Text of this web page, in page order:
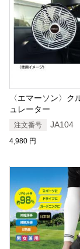
〈エマーソン〉ク
ュレーター
注文番号 JA104
4,980 円